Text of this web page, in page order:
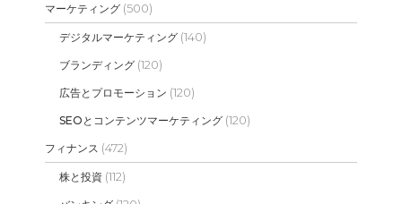
マーケティング (500)
デジタルマーケティング (140)
ブランディング (120)
広告とプロモーション (120)
SEOとコンテンツマーケティング (120)
フィナンス (472)
株と投資 (112)